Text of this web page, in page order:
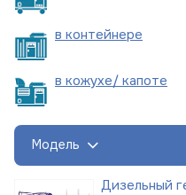
в контейнере
в кожухе/ капоте
Модель
Дизельный